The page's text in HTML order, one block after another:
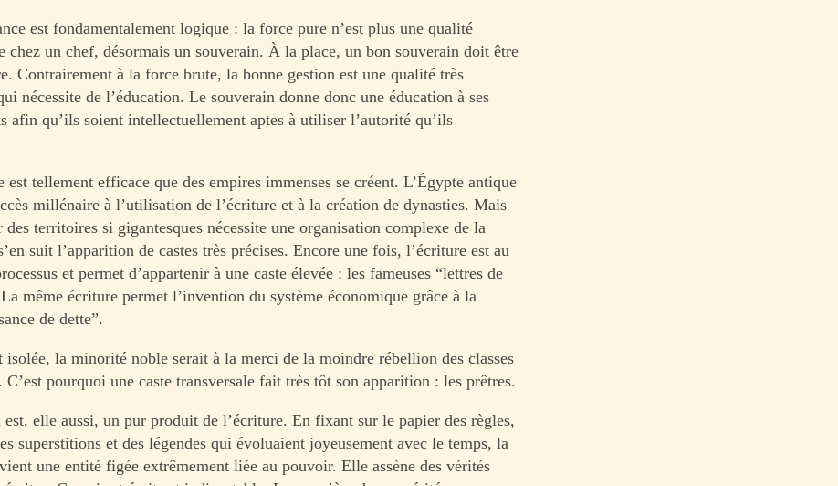
est fondamentalement logique : la force pure n’est plus une qualité
chez un chef, désormais un souverain. À la place, un bon souverain doit être
Contrairement à la force brute, la bonne gestion est une qualité très
nécessite de l’éducation. Le souverain donne donc une éducation à ses
afin qu’ils soient intellectuellement aptes à utiliser l’autorité qu’ils
est tellement efficace que des empires immenses se créent. L’Égypte antique
millénaire à l’utilisation de l’écriture et à la création de dynasties. Mais
des territoires si gigantesques nécessite une organisation complexe de la
suit l’apparition de castes très précises. Encore une fois, l’écriture est au
et permet d’appartenir à une caste élevée : les fameuses “lettres de
même écriture permet l’invention du système économique grâce à la
de dette”.
isolée, la minorité noble serait à la merci de la moindre rébellion des classes
C’est pourquoi une caste transversale fait très tôt son apparition : les prêtres.
elle aussi, un pur produit de l’écriture. En fixant sur le papier des règles,
superstitions et des légendes qui évoluaient joyeusement avec le temps, la
une entité figée extrêmement liée au pouvoir. Elle assène des vérités